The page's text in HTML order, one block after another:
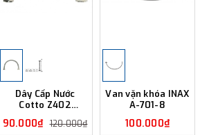
Dây Cấp Nước
Cotto Z402
90.000₫ 120.000₫
Van vặn khóa INAX
A-701-8
100.000₫